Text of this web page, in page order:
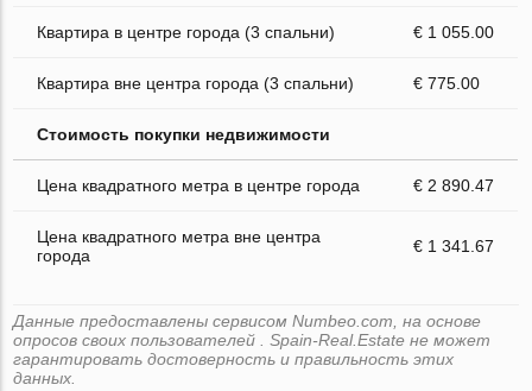
Квартира в центре города (3 спальни) € 1 055.00
Квартира вне центра города (3 спальни) € 775.00
Стоимость покупки недвижимости
Цена квадратного метра в центре города € 2 890.47
Цена квадратного метра вне центра
города
€ 1 341.67
Данные предоставлены сервисом Numbeo.com, на основе
опросов своих пользователей . Spain-Real.Estate не может
гарантировать достоверность и правильность этих
данных.